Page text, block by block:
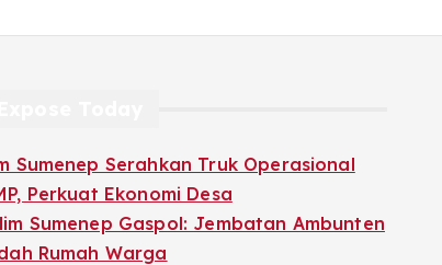
Sumenep Serahkan Truk Operasional
Perkuat Ekonomi Desa
Sumenep Gaspol: Jembatan Ambunten
Rumah Warga